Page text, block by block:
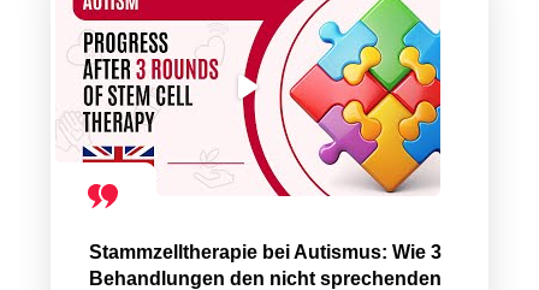
Stammzelltherapie bei Autismus: Wie 3
Behandlungen den nicht sprechenden